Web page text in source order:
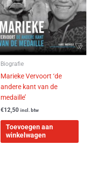
Biografie
Marieke Vervoort ‘de
andere kant van de
medaille’
€12,50 incl. btw
Toevoegen aan
winkelwagen